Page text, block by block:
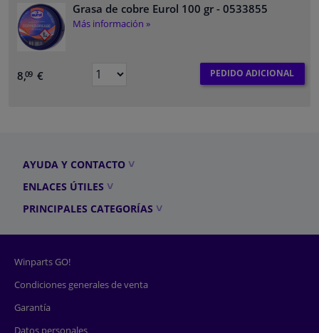
Grasa de cobre Eurol 100 gr - 0533855
Más información »
8,09 € PEDIDO ADICIONAL
AYUDA Y CONTACTO
ENLACES ÚTILES
PRINCIPALES CATEGORÍAS
Winparts GO!
Condiciones generales de venta
Garantía
Datos personales